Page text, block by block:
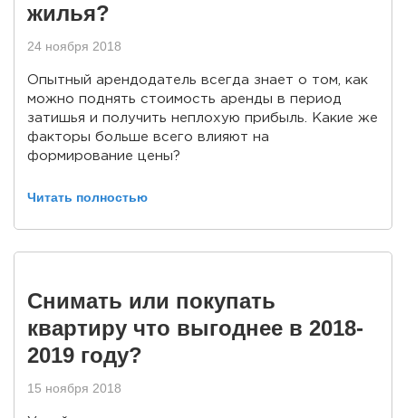
жилья?
24 ноября 2018
Опытный арендодатель всегда знает о том, как
можно поднять стоимость аренды в период
затишья и получить неплохую прибыль. Какие же
факторы больше всего влияют на
формирование цены?
Читать полностью
Снимать или покупать
квартиру что выгоднее в 2018-
2019 году?
15 ноября 2018